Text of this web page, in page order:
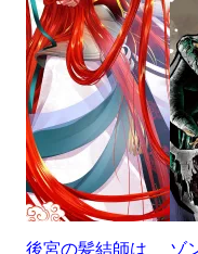
後宮の髪結師は ゾ